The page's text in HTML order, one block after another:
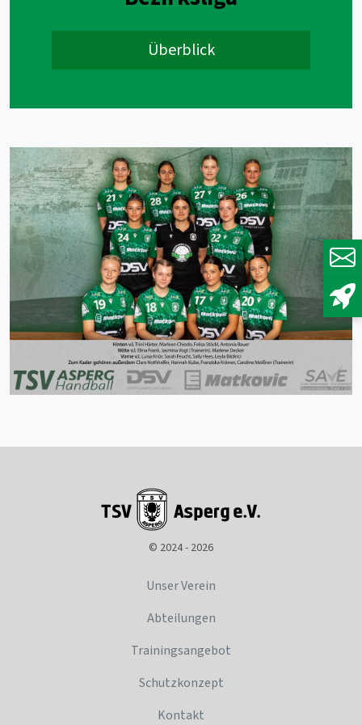
Überblick
© 2024 - 2026
Unser Verein
Abteilungen
Trainingsangebot
Schutzkonzept
Kontakt